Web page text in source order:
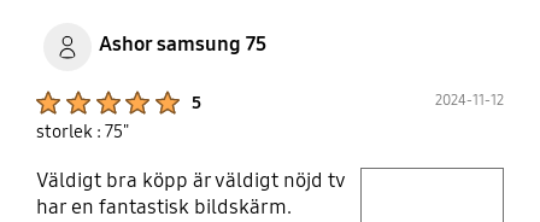
Ashor samsung 75
5 2024-11-12
storlek : 75"
Väldigt bra köpp är väldigt nöjd tv
har en fantastisk bildskärm.